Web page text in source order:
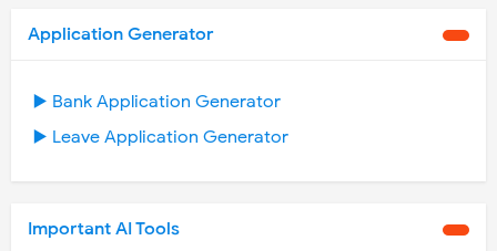
Application Generator
▶️ Bank Application Generator
▶️ Leave Application Generator
Important AI Tools